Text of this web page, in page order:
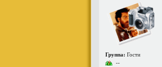
Группа: Гости
--